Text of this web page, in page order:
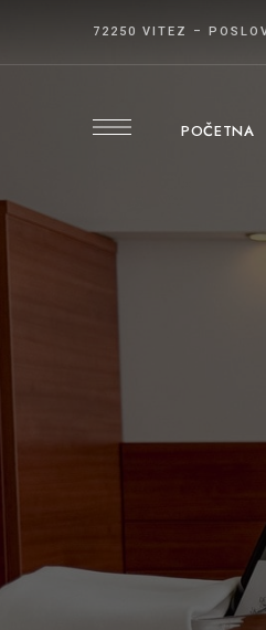
72250 VITEZ –
POČETNA